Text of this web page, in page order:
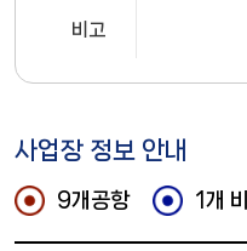
비고
사업장 정보 안내
9개공항 1개